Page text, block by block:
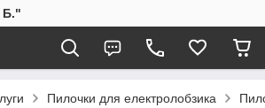
Б."
Пилочки для електролобзика